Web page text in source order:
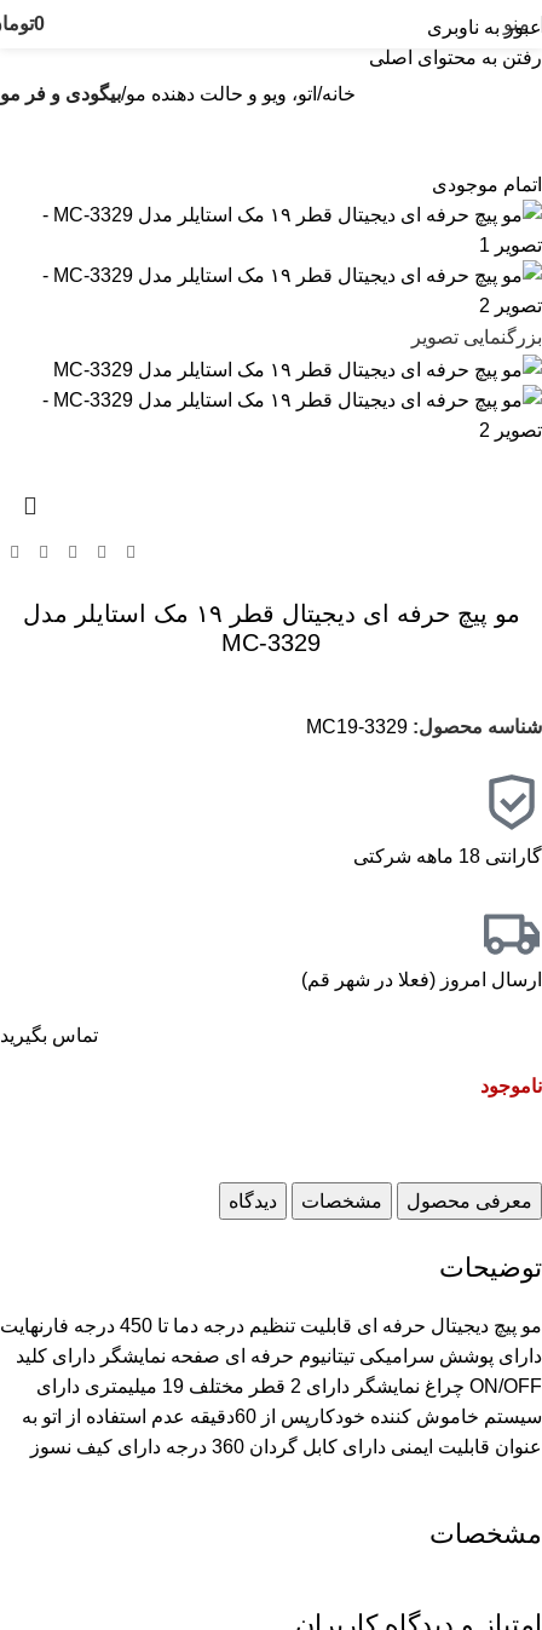
عبور به ناوبری
رفتن به محتوای اصلی
منو 0
خانه اتو، ویو و حالت دهنده مو بیگودی و فر مو
اتمام موجودی
بزرگنمایی تصویر
مو پیچ حرفه ای دیجیتال قطر ۱۹ مک استایلر مدل
3329-MC
شناسه محصول: 3329-MC19
گارانتی 18 ماهه شرکتی
ارسال امروز (فعلا در شهر قم)
تماس بگیرید
ناموجود
معرفی محصول مشخصات دیدگاه
توضیحات
مو پیچ دیجیتال حرفه ای قابلیت تنظیم درجه دما تا 450 درجه فارنهایت
دارای پوشش سرامیکی تیتانیوم حرفه ای صفحه نمایشگر دارای کلید
ON/OFF چراغ نمایشگر دارای 2 قطر مختلف 19 میلیمتری دارای
سیستم خاموش کننده خودکارپس از 60دقیقه عدم استفاده از اتو به
عنوان قابلیت ایمنی دارای کابل گردان 360 درجه دارای کیف نسوز
مشخصات